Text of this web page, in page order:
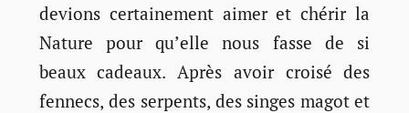
devions certainement aimer et chérir la
Nature pour qu’elle nous fasse de si
beaux cadeaux. Après avoir croisé des
fennecs, des serpents, des singes magot et